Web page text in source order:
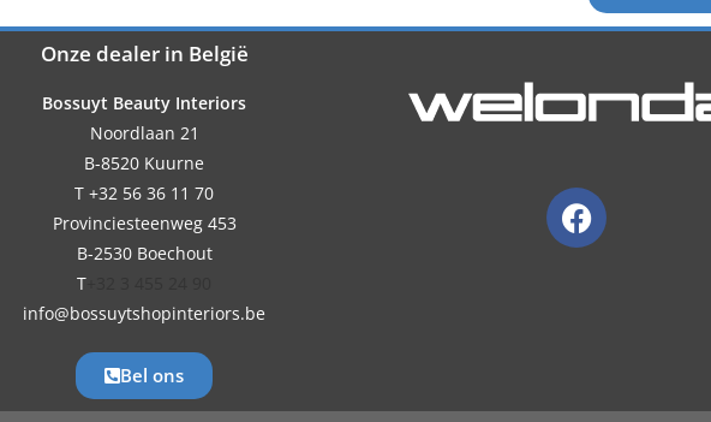
Onze dealer in België
Bossuyt Beauty Interiors
Noordlaan 21
B-8520 Kuurne
T +32 56 36 11 70
Provinciesteenweg 453
B-2530 Boechout
T
info@bossuytshopinteriors.be
Bel ons